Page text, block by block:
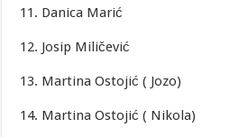
11. Danica Marić
12. Josip Miličević
13. Martina Ostojić ( Jozo)
14. Martina Ostojić ( Nikola)